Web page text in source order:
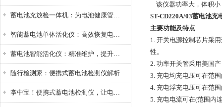
蓄电池充放检一体机：为电池健康管理提供一站式解决方案
智能蓄电池单体活化仪：高效恢复电池性能，延长蓄电池使用寿命
蓄电池智能活化仪：精准维护，提升电池健康状态
随行检测家：便携式蓄电池检测仪解析
掌中宝！便携式蓄电池检测仪，让电池检测变得简单又快捷！
该仪器功率大，体积小
ST-CD220A/03蓄电池充
主要功能及特点
1. 开关电源控制芯片采
性。
2. 功率开关管采用美国
3. 充电均充电压可在范
4. 充电浮充电压可在范
5. 充电电流可在(范围内